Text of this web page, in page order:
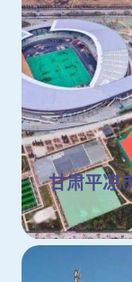
甘肃平凉